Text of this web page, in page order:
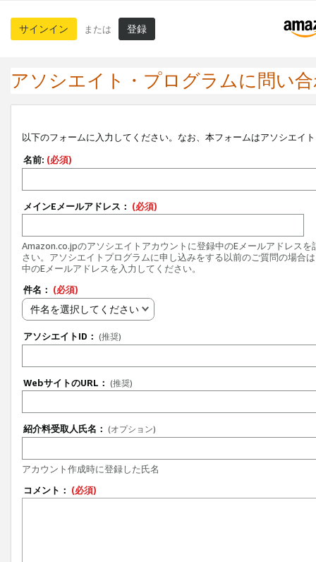
サインイン または 登録
アソシエイト・プログラムに問い
以下のフォームに入力してください。なお、本フォームはアソシエイ
名前: (必須)
メインEメールアドレス： (必須)
Amazon.co.jpのアソシエイトアカウントに登録中のEメールアドレスを
さい。アソシエイトプログラムに申し込みをする以前のご質問の場合
中のEメールアドレスを入力してください。
件名： (必須)
件名を選択してください
アソシエイトID： (推奨)
WebサイトのURL： (推奨)
紹介料受取人氏名： (オプション)
アカウント作成時に登録した氏名
コメント： (必須)